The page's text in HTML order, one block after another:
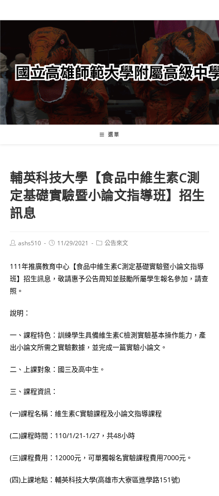
轉
要
內
容
選單
輔英科技大學【食品中維生素C測
定基礎實驗暨小論文指導班】招生
訊息
Postashs510
Post11/29/2021
Post公告來文
111年推廣教育中心【食品中維生素C測定基礎實驗暨小論文指導
班】招生訊息，敬請惠予公告周知並鼓勵所屬學生報名參加，請查
照。
說明：
一、課程特色：訓練學生具備維生素C檢測實驗基本操作能力，產
出小論文所需之實驗數據，並完成一篇實驗小論文。
二、上課對象：國三及高中生。
三、課程資訊：
(一)課程名稱：維生素C實驗課程及小論文指導課程
(二)課程時間：110/1/21-1/27，共48小時
(三)課程費用：12000元，可單獨報名實驗課程費用7000元。
(四)上課地點：輔英科技大學(高雄市大寮區進學路151號)